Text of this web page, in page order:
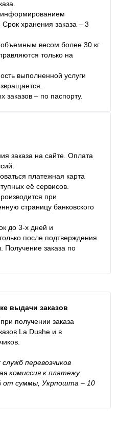
информированием
хранения заказа – 3
весом более 30 кг
только на
выполненной услуги
заказов – по паспорту.
заказа на сайте. Оплата
платежная карта
её сервисов.
при
страницу банковского
до 3-х дней и
после подтверждения
Получение заказа по
выдачи заказов
получении заказа
La Dushe и в
перевозчиков
комиссия к платежу:
от суммы, Укрпошта – 10